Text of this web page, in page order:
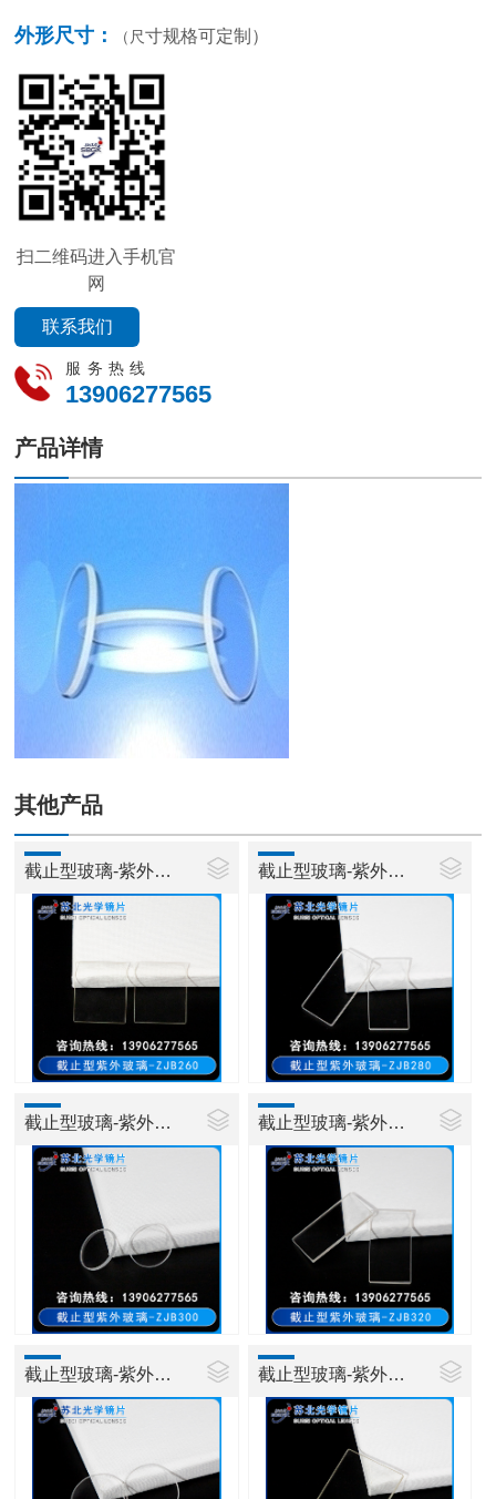
外形尺寸： （尺寸规格可定制）
扫二维码进入手机官
网
联系我们
服务热线
13906277565
产品详情
其他产品
截止型玻璃-紫外玻璃ZJB260 截止型玻璃-紫外玻璃ZJB280
截止型玻璃-紫外玻璃ZJB300 截止型玻璃-紫外玻璃ZJB320
截止型玻璃-紫外玻璃ZJB360 截止型玻璃-紫外玻璃ZJB380